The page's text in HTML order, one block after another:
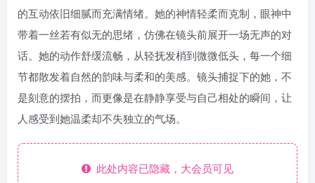
的互动依旧细腻而充满情绪。她的神情轻柔而克制，眼神中
带着一丝若有似无的思绪，仿佛在镜头前展开一场无声的对
话。她的动作舒缓流畅，从轻抚发梢到微微低头，每一个细
节都散发着自然的韵味与柔和的美感。镜头捕捉下的她，不
是刻意的摆拍，而更像是在静静享受与自己相处的瞬间，让
人感受到她温柔却不失独立的气场。
此处内容已隐藏，大会员可见